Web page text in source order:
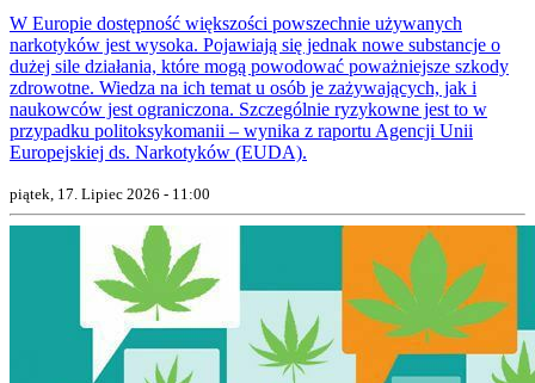
W Europie dostępność większości powszechnie używanych
narkotyków jest wysoka. Pojawiają się jednak nowe substancje o
dużej sile działania, które mogą powodować poważniejsze szkody
zdrowotne. Wiedza na ich temat u osób je zażywających, jak i
naukowców jest ograniczona. Szczególnie ryzykowne jest to w
przypadku politoksykomanii – wynika z raportu Agencji Unii
Europejskiej ds. Narkotyków (EUDA).
piątek, 17. Lipiec 2026 - 11:00